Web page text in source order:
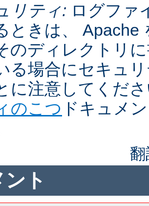
リティ: ログファ
ときは、 Apache
のディレクトリ
る場合にセキュ
に注意してくだ
のこつ ドキュメ
ント